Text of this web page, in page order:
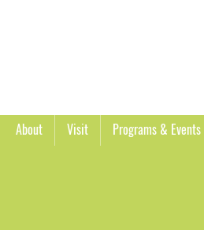
About Visit Programs & Events